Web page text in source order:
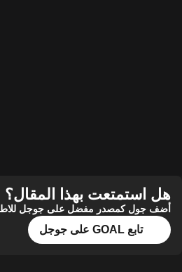
هل استمتعت بهذا المقال؟
أضف جول كمصدر مفضل على جوجل
تابع GOAL على جوجل